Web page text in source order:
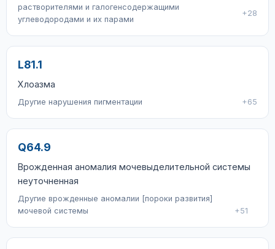
растворителями и галогенсодержащими
углеводородами и их парами
+28
L81.1
Хлоазма
Другие нарушения пигментации +65
Q64.9
Врожденная аномалия мочевыделительной системы
неуточненная
Другие врожденные аномалии [пороки развития]
мочевой системы
+51